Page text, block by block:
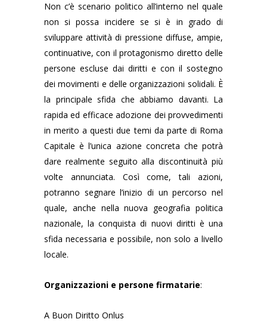
Non c’è scenario politico all’interno nel quale
non si possa incidere se si è in grado di
sviluppare attività di pressione diffuse, ampie,
continuative, con il protagonismo diretto delle
persone escluse dai diritti e con il sostegno
dei movimenti e delle organizzazioni solidali. È
la principale sfida che abbiamo davanti. La
rapida ed efficace adozione dei provvedimenti
in merito a questi due temi da parte di Roma
Capitale è l’unica azione concreta che potrà
dare realmente seguito alla discontinuità più
volte annunciata. Così come, tali azioni,
potranno segnare l’inizio di un percorso nel
quale, anche nella nuova geografia politica
nazionale, la conquista di nuovi diritti è una
sfida necessaria e possibile, non solo a livello
locale.
Organizzazioni e persone firmatarie:
A Buon Diritto Onlus